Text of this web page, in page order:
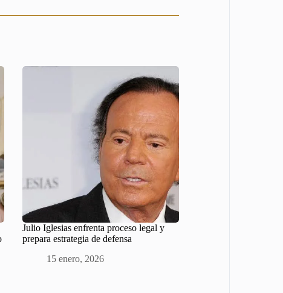
Julio Iglesias enfrenta proceso legal y
prepara estrategia de defensa
15 enero, 2026